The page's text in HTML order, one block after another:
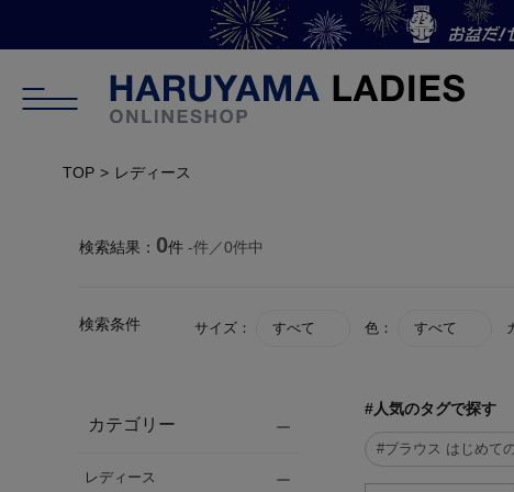
TOP レディース
検索結果： 0件 -件／0件中
検索条件 サイズ： すべて 色： すべて
カテゴリー
レディース
#人気のタグで探す
#ブラウス はじめて